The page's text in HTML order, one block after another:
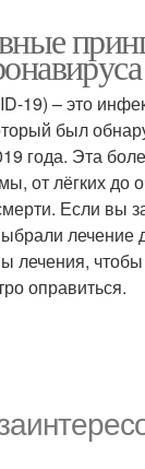
19) – это
был
года. Эта
от лёгких до
Если вы
лечение
лечения,
оправиться.